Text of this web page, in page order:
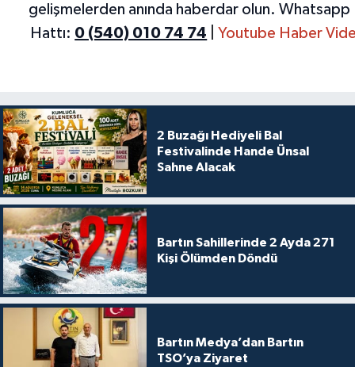
gelişmelerden anında haberdar olun. Whatsapp
Hattı: 0 (540) 010 74 74 Youtube Haber
2 Buzağı Hediyeli Bal
Festivalinde Hande Ünsal
Sahne Alacak
Bartın Sahillerinde 2 Ayda 271
Kişi Ölümden Döndü
Bartın Medya’dan Bartın
TSO’ya Ziyaret